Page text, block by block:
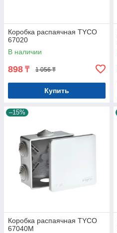
Коробка распаячная TYCO
67020
В наличии
898 ₸ 1 056 ₸
Купить
–15%
Коробка распаячная TYCO
67040М